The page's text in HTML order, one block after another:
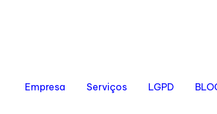
Empresa Serviços LGPD